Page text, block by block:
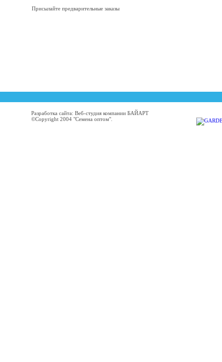
Присылайте предварительные заказы
Разработка сайта: Веб-студия компании БАЙАРТ
©Copyright 2004 "Семена оптом".